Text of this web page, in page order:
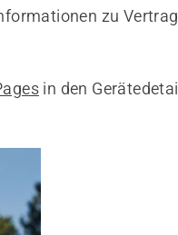
zu
in den